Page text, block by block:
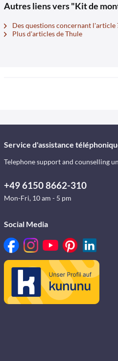
Autres liens vers "Kit de
Des questions concernant l'article
Plus d'articles de Thule
Service d'assistance
Telephone support and counselling
+49 6150 8662-310
Mon-Fri, 10 am - 5 pm
Social Media